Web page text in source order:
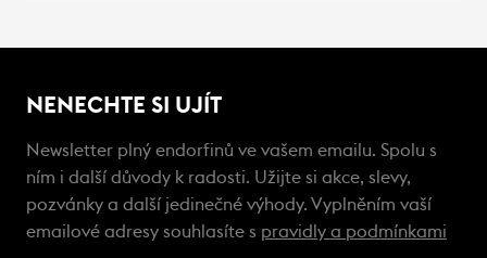
NENECHTE SI UJÍT
Newsletter plný endorfinů ve vašem emailu. Spolu s
ním i další důvody k radosti. Užijte si akce, slevy,
pozvánky a další jedinečné výhody. Vyplněním vaší
emailové adresy souhlasíte s pravidly a podmínkami